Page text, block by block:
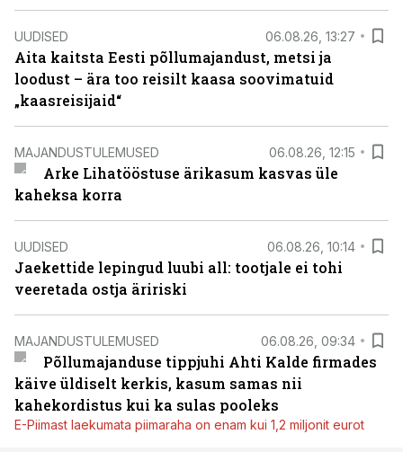
UUDISED 06.08.26, 13:27
Aita kaitsta Eesti põllumajandust, metsi ja
loodust – ära too reisilt kaasa soovimatuid
„kaasreisijaid“
MAJANDUSTULEMUSED 06.08.26, 12:15
Arke Lihatööstuse ärikasum kasvas üle
kaheksa korra
UUDISED 06.08.26, 10:14
Jaekettide lepingud luubi all: tootjale ei tohi
veeretada ostja äririski
MAJANDUSTULEMUSED 06.08.26, 09:34
Põllumajanduse tippjuhi Ahti Kalde firmades
käive üldiselt kerkis, kasum samas nii
kahekordistus kui ka sulas pooleks
E-Piimast laekumata piimaraha on enam kui 1,2 miljonit eurot